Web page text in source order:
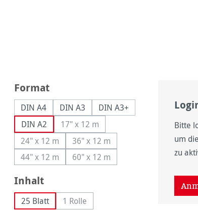
Formatauswählen
DIN A4 DIN A3
DIN A3+
DIN A2
17" x 12 m(Diese Option ist zurzeit nicht
24" x 12 m(Diese Option ist zurzeit nicht verfügbar.)
36" x 12 m(Diese Option ist zurzeit nicht
44" x 12 m(Diese Option ist zurzeit nicht verfügbar.)
60" x 12 m(Diese Option ist zurzeit nicht
Inhaltauswählen
25 Blatt 1 Rolle(Diese Option ist zurzeit nicht
Bitte
um
zu